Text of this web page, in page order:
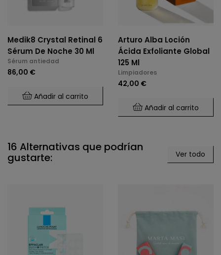
Medik8 Crystal Retinal 6
Sérum De Noche 30 Ml
Sérum antiedad
86,00 €
Añadir al carrito
Arturo Alba Loción
Ácida Exfoliante Global
125 Ml
Limpiadores
42,00 €
Añadir al carrito
16 Alternativas que podrían
gustarte: Ver todo